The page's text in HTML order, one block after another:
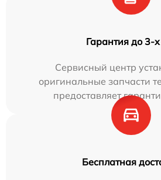
Гарантия до 3-х
Сервисный центр
оригинальные запчасти
предоставляет
Бесплатная